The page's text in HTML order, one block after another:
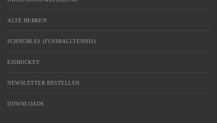
ALTE HERREN
SCHNÜRLES (FUSSBALLTENNIS)
EISHOCKEY
NEWSLETTER BESTELLEN
DOWNLOADS